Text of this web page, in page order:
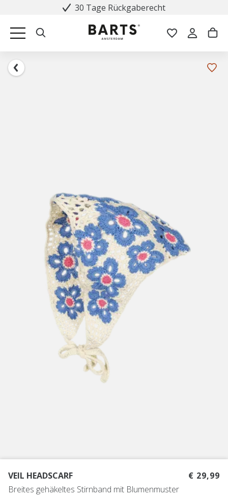
30 Tage Rückgaberecht
VEIL HEADSCARF
Breites gehäkeltes Stirnband mit Blumenmuster
€ 29,99